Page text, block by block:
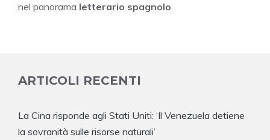
nel panorama letterario spagnolo.
ARTICOLI RECENTI
La Cina risponde agli Stati Uniti: ‘Il Venezuela detiene
la sovranità sulle risorse naturali’